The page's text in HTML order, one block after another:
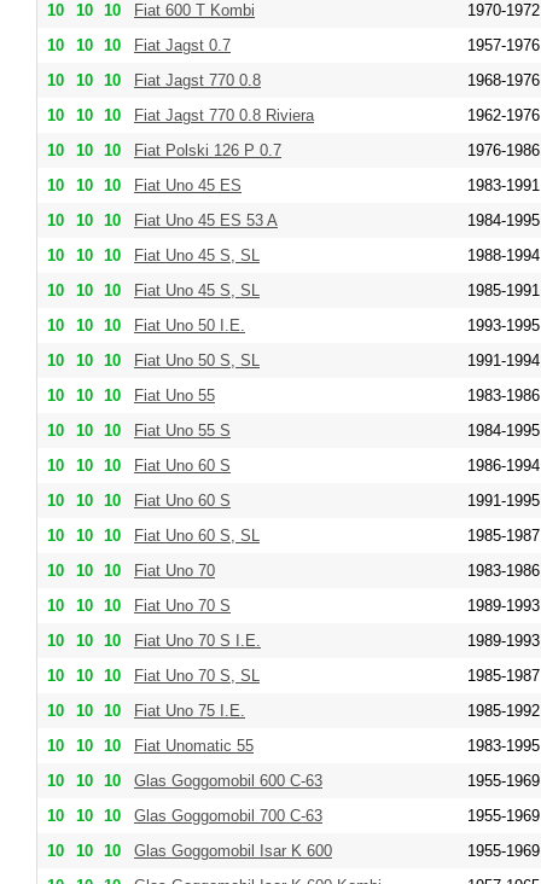
10
10 10 Fiat 600 T Kombi
1970-1972
10
10 10 Fiat Jagst 0.7
1957-1976
10
10 10 Fiat Jagst 770 0.8
1968-1976
10
10 10 Fiat Jagst 770 0.8 Riviera
1962-1976
10
10 10 Fiat Polski 126 P 0.7
1976-1986
10
10 10 Fiat Uno 45 ES
1983-1991
10
10 10 Fiat Uno 45 ES 53 A
1984-1995
10
10 10 Fiat Uno 45 S, SL
1988-1994
10
10 10 Fiat Uno 45 S, SL
1985-1991
10
10 10 Fiat Uno 50 I.E.
1993-1995
10
10 10 Fiat Uno 50 S, SL
1991-1994
10
10 10 Fiat Uno 55
1983-1986
10
10 10 Fiat Uno 55 S
1984-1995
10
10 10 Fiat Uno 60 S
1986-1994
10
10 10 Fiat Uno 60 S
1991-1995
10
10 10 Fiat Uno 60 S, SL
1985-1987
10
10 10 Fiat Uno 70
1983-1986
10
10 10 Fiat Uno 70 S
1989-1993
10
10 10 Fiat Uno 70 S I.E.
1989-1993
10
10 10 Fiat Uno 70 S, SL
1985-1987
10
10 10 Fiat Uno 75 I.E.
1985-1992
10
10 10 Fiat Unomatic 55
1983-1995
10
10 10 Glas Goggomobil 600 C-63
1955-1969
10
10 10 Glas Goggomobil 700 C-63
1955-1969
10
10 10 Glas Goggomobil Isar K 600
1955-1969